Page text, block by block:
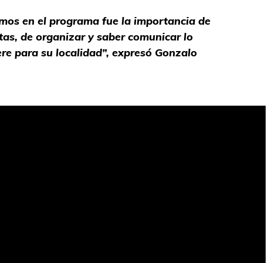
en el programa fue la importancia de
de organizar y saber comunicar lo
para su localidad”, expresó Gonzalo